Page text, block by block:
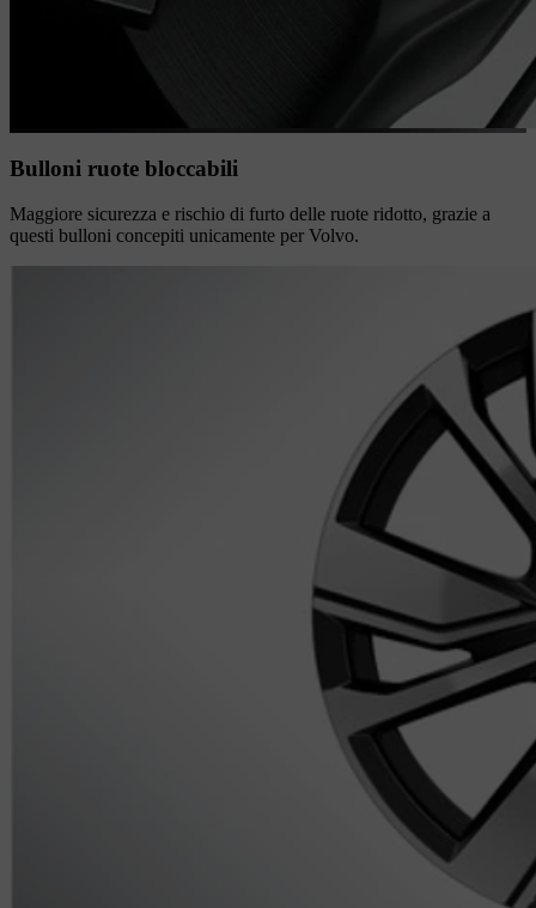
Bulloni ruote bloccabili
Maggiore sicurezza e rischio di furto delle ruote ridotto, grazie a
questi bulloni concepiti unicamente per Volvo.